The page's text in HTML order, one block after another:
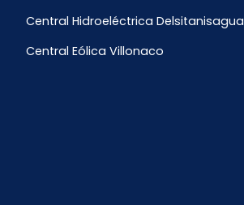
Central Hidroeléctrica Delsitanisagua
Central Eólica Villonaco